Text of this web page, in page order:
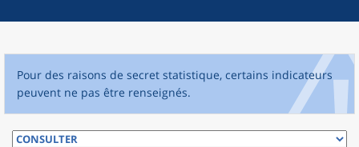
Pour des raisons de secret statistique, certains indicateurs
peuvent ne pas être renseignés.